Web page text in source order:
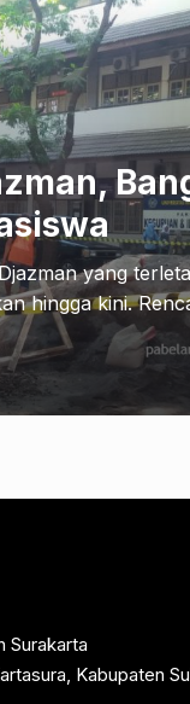
yang
hingga kini.
Surakarta
Kabupaten